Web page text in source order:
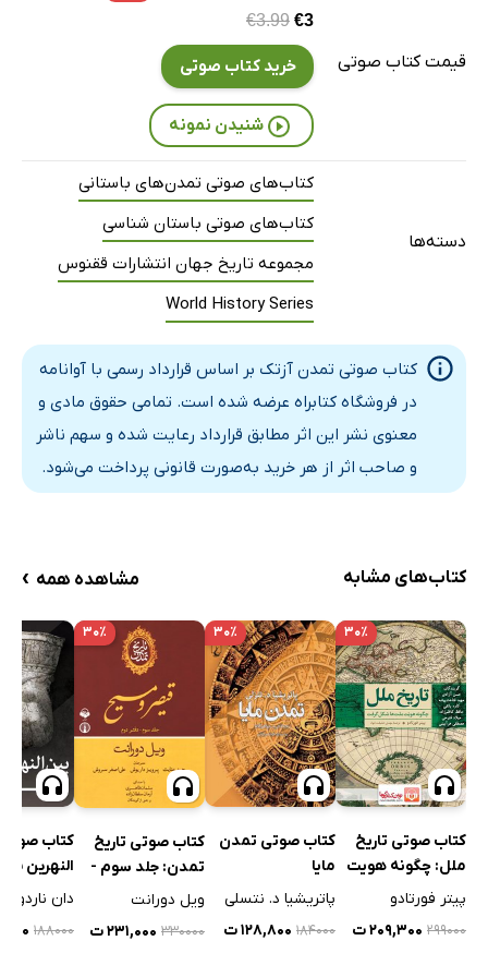
قیمت کتاب صوتی
€3.99 €3
خرید کتاب صوتی
شنیدن نمونه
دسته‌ها
کتاب‌های صوتی تمدن‌های باستانی
کتاب‌های صوتی باستان شناسی
مجموعه تاریخ جهان انتشارات ققنوس
World History Series
کتاب صوتی تمدن آزتک بر اساس قرارداد رسمی با آوانامه
در فروشگاه کتابراه عرضه شده است. تمامی حقوق مادی و
معنوی نشر این اثر مطابق قرارداد رعایت شده و سهم ناشر
و صاحب اثر از هر خرید به‌صورت قانونی پرداخت می‌شود.
کتاب‌های مشابه مشاهده همه ›
۳۰٪
کتاب صوتی تاریخ
ملل: چگونه هویت
ملت‌ها شکل گرفت
پیتر فورتادو
۲۹۹۰۰۰ ۲۰۹,۳۰۰ ت
۳۰٪
کتاب صوتی تمدن
مایا
پاتریشیا د. نتسلی
۱۸۴۰۰۰ ۱۲۸,۸۰۰ ت
۳۰٪
کتاب صوتی تاریخ
تمدن: جلد سوم -
دفتر دوم
ویل دورانت
۳۳۰۰۰۰ ۲۳۱,۰۰۰ ت
کتاب
النهرین
دان ناردو
۱۸۸۰۰۰